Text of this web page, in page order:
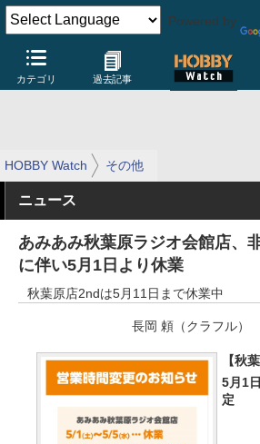
Powered by
カテゴリ 過去記事
HOBBY Watch その他
ニュース
あみあみ秋葉原ラジオ会館店、
に伴い5月1日より休業
秋葉原店2ndは5月11日まで休業中
長岡 頼（クラフル）
【秋
5月1
定